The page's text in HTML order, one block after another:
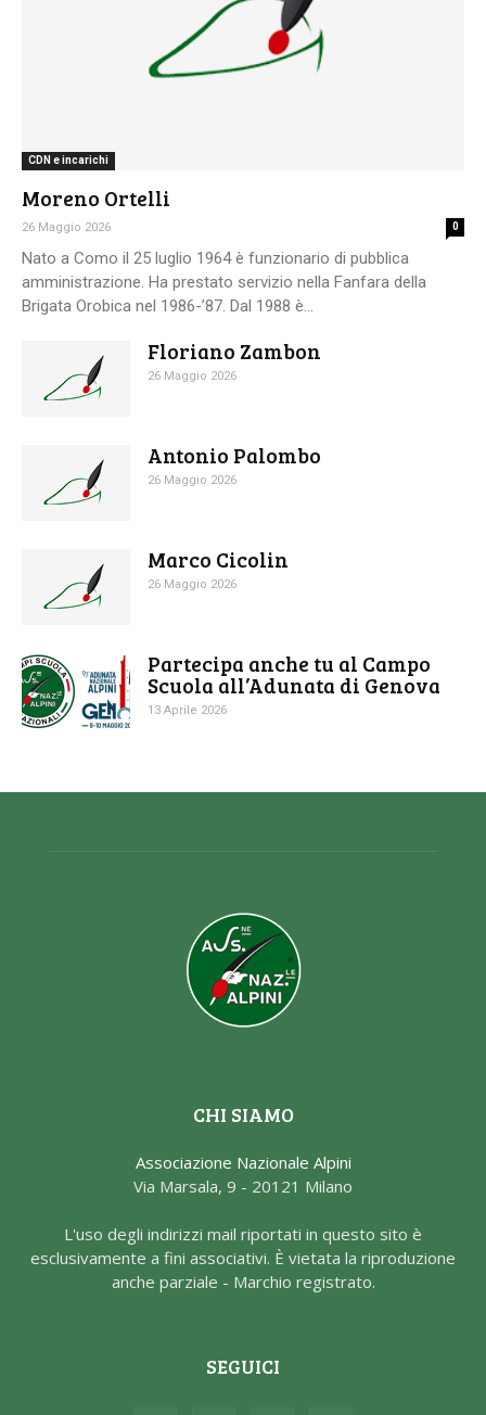
CDN e incarichi
Moreno Ortelli
26 Maggio 2026 0
Nato a Como il 25 luglio 1964 è funzionario di pubblica
amministrazione. Ha prestato servizio nella Fanfara della
Brigata Orobica nel 1986-’87. Dal 1988 è...
Floriano Zambon
26 Maggio 2026
Antonio Palombo
26 Maggio 2026
Marco Cicolin
26 Maggio 2026
Partecipa anche tu al Campo
Scuola all’Adunata di Genova
13 Aprile 2026
CHI SIAMO
Associazione Nazionale Alpini
Via Marsala, 9 - 20121 Milano
L'uso degli indirizzi mail riportati in questo sito è
esclusivamente a fini associativi. È vietata la riproduzione
anche parziale - Marchio registrato.
SEGUICI